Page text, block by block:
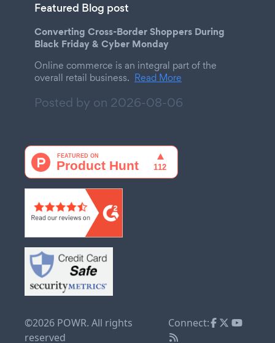
Featured Blog post
Converting Cross-Border Shoppers During
Black Friday & Cyber Monday
Online commerce is an integral part of the
overall retail business. Read More
Posted by on 2026-08-06
©2026 POWR. All rights
reserved
Connect: